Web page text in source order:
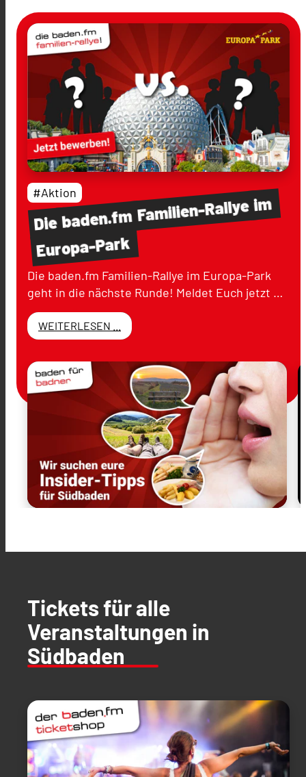
Diebaden.fmFamilien-Rallyeim
Europa-Park
#Aktion
Die baden.fm Familien-Rallye im Europa-Park
geht in die nächste Runde! Meldet Euch jetzt …
WEITERLESEN ...
Tickets für alle
Veranstaltungen in
Südbaden